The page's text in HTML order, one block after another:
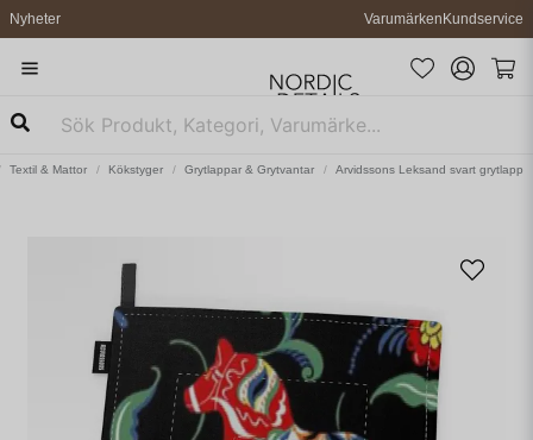
Nyheter VarumärkenKundservice
Textil & Mattor Kökstyger Grytlappar & Grytvantar Arvidssons Leksand svart grytlapp